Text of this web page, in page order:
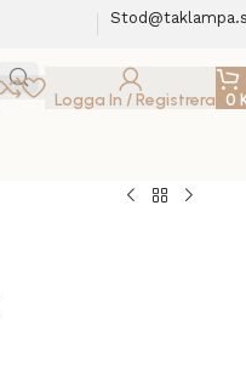
Logga In / Registrera 0